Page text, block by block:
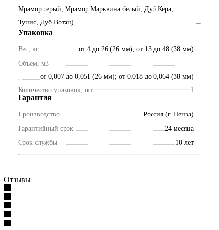
Мрамор серый, Мрамор Марквина белый, Дуб Кера,
Тунис, Дуб Вотан)
Упаковка
Вес, кг
от 4 до 26 (26 мм); от 13 до 48 (38 мм)
Объем, м3
от 0,007 до 0,051 (26 мм); от 0,018 до 0,064 (38 мм)
Количество упаковок, шт
1
Гарантия
Производство
Россия (г. Пенза)
Гарантийный срок
24 месяца
Срок службы
10 лет
Отзывы